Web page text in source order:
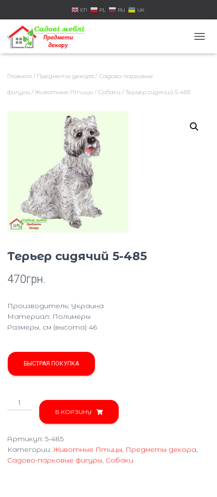
EN PL RU UK
Е
Главная / Предметы декора / Садово-парковые
фигуры / Животные Птицы / Собаки / Терьер сидячий 5-485
Терьер сидячий 5-485
470грн.
Производитель: Украина
Материал: Полимеры
Размеры, см (высота) 46
БЫСТРАЯ ПОКУПКА
Количество
товара
5-
485
В КОРЗИНУ
Артикул: 5-485
Категории: Животные Птицы, Предметы декора,
Садово-парковые фигуры, Собаки